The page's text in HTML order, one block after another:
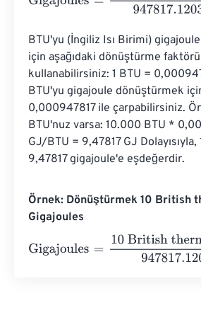
BTU'yu (İngiliz Isı Birimi)
için aşağıdaki dönüştürme
kullanabilirsiniz: 1 BTU =
BTU'yu gigajoule dönüştürmek için
0,000947817 ile çarpabilirsiniz.
BTU'nuz varsa: 10.000 BTU *
GJ/BTU = 9,47817 GJ
9,47817 gigajoule'e eşdeğerdir.
Örnek: Dönüştürmek 10 British
Gigajoules
Gigajoules
10 British thermal